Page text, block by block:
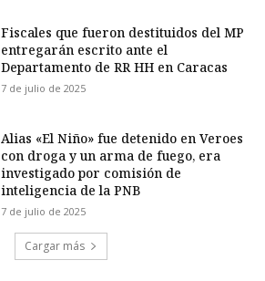
Fiscales que fueron destituidos del MP
entregarán escrito ante el
Departamento de RR HH en Caracas
7 de julio de 2025
Alias «El Niño» fue detenido en Veroes
con droga y un arma de fuego, era
investigado por comisión de
inteligencia de la PNB
7 de julio de 2025
Cargar más